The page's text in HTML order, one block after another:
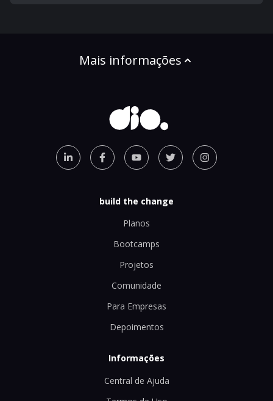
Mais informações
build the change
Planos
Bootcamps
Projetos
Comunidade
Para Empresas
Depoimentos
Informações
Central de Ajuda